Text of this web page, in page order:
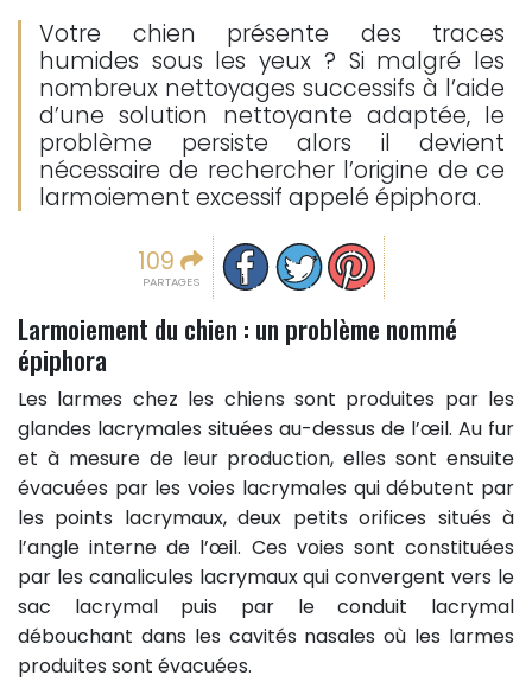
Votre chien présente des traces
humides sous les yeux ? Si malgré les
nombreux nettoyages successifs à l’aide
d’une solution nettoyante adaptée, le
problème persiste alors il devient
nécessaire de rechercher l’origine de ce
larmoiement excessif appelé épiphora.
109
PARTAGES
Partager sur facebook
Partager sur Twitter
Epingler sur Pinterest
Larmoiement du chien : un problème nommé
épiphora
Les larmes chez les chiens sont produites par les
glandes lacrymales situées au-dessus de l’œil. Au fur
et à mesure de leur production, elles sont ensuite
évacuées par les voies lacrymales qui débutent par
les points lacrymaux, deux petits orifices situés à
l’angle interne de l’œil. Ces voies sont constituées
par les canalicules lacrymaux qui convergent vers le
sac lacrymal puis par le conduit lacrymal
débouchant dans les cavités nasales où les larmes
produites sont évacuées.